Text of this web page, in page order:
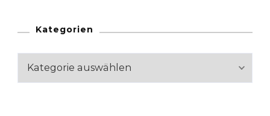
Kategorien
Kategorien